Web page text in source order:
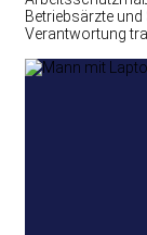
Betriebsärzte
Verantwortung